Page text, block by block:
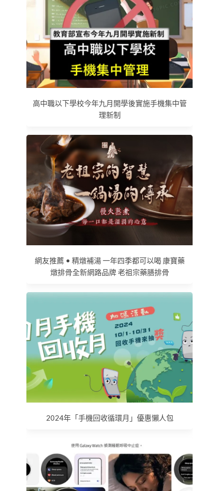
高中職以下學校今年九月開學後實施手機集中管
理新制
網友推薦 • 精燉補湯 一年四季都可以喝 康寶藥
燉排骨全新網路品牌 老祖宗藥膳排骨
2024年「手機回收循環月」優惠懶人包